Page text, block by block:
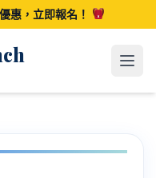
惠，立即報名！
開啟